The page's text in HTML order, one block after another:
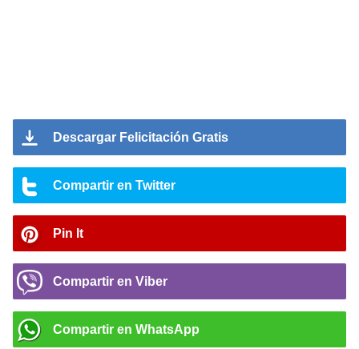
Descargar Felicitación Gratis
Compartir en Twitter
Pin It
Compartir en Viber
Compartir en WhatsApp